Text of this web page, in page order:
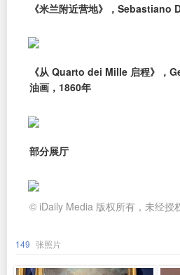
《米兰附近营地》，Sebastiano
《从 Quarto dei Mille 启程》，
油画，1860年
部分展厅
© iDaily Media 版权所有，未经授
149 张照片